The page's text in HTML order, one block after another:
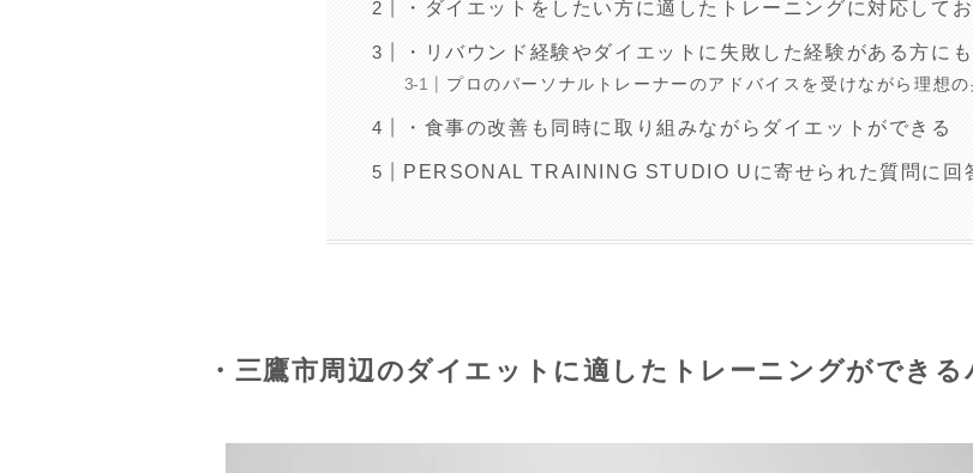
・ダイエットをしたい方に適したトレーニングに対応して
・リバウンド経験やダイエットに失敗した経験がある方に
プロのパーソナルトレーナーのアドバイスを受けながら理想
・食事の改善も同時に取り組みながらダイエットができる
PERSONAL TRAINING STUDIO Uに寄せられた質問に回
・三鷹市周辺のダイエットに適したトレーニングができ